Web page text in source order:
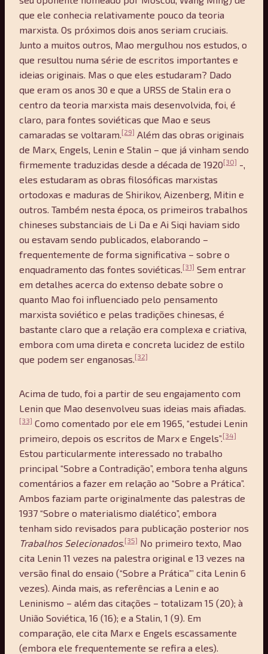
que ele conhecia relativamente pouco da teoria
marxista. Os próximos dois anos seriam cruciais.
Junto a muitos outros, Mao mergulhou nos estudos, o
que resultou numa série de escritos importantes e
ideias originais. Mas o que eles estudaram? Dado
que eram os anos 30 e que a URSS de Stalin era o
centro da teoria marxista mais desenvolvida, foi, é
claro, para fontes soviéticas que Mao e seus
camaradas se voltaram. [29] Além das obras originais
de Marx, Engels, Lenin e Stalin – que já vinham sendo
firmemente traduzidas desde a década de 1920[30] -,
eles estudaram as obras filosóficas marxistas
ortodoxas e maduras de Shirikov, Aizenberg, Mitin e
outros. Também nesta época, os primeiros trabalhos
chineses substanciais de Li Da e Ai Siqi haviam sido
ou estavam sendo publicados, elaborando –
frequentemente de forma significativa – sobre o
enquadramento das fontes soviéticas. [31] Sem entrar
em detalhes acerca do extenso debate sobre o
quanto Mao foi influenciado pelo pensamento
marxista soviético e pelas tradições chinesas, é
bastante claro que a relação era complexa e criativa,
embora com uma direta e concreta lucidez de estilo
que podem ser enganosas. [32]
Acima de tudo, foi a partir de seu engajamento com
Lenin que Mao desenvolveu suas ideias mais afiadas.
[33] Como comentado por ele em 1965, “estudei Lenin
primeiro, depois os escritos de Marx e Engels”. [34]
Estou particularmente interessado no trabalho
principal “Sobre a Contradição”, embora tenha alguns
comentários a fazer em relação ao “Sobre a Prática”.
Ambos faziam parte originalmente das palestras de
1937 “Sobre o materialismo dialético”, embora
tenham sido revisados para publicação posterior nos
Trabalhos Selecionados. [35] No primeiro texto, Mao
cita Lenin 11 vezes na palestra original e 13 vezes na
versão final do ensaio (“Sobre a Prática”’ cita Lenin 6
vezes). Ainda mais, as referências a Lenin e ao
Leninismo – além das citações – totalizam 15 (20); à
União Soviética, 16 (16); e a Stalin, 1 (9). Em
comparação, ele cita Marx e Engels escassamente
(embora ele frequentemente se refira a eles).